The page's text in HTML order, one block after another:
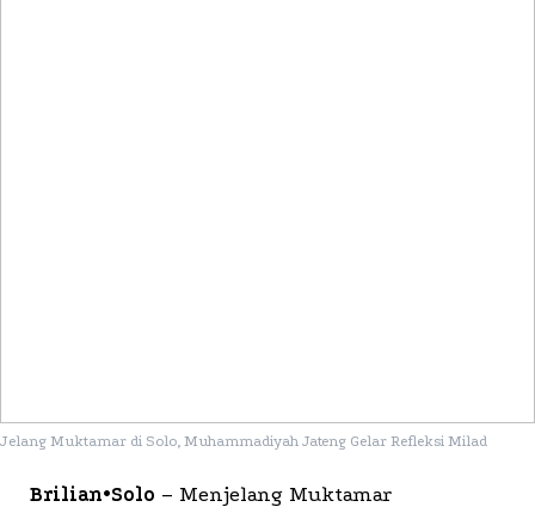
Jelang Muktamar di Solo, Muhammadiyah Jateng Gelar Refleksi Milad
Brilian•Solo – Menjelang Muktamar